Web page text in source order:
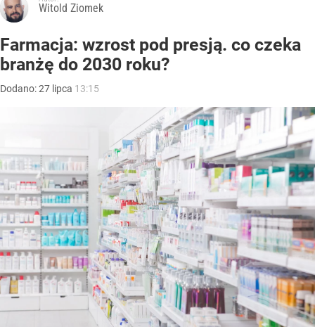
Witold Ziomek
Farmacja: wzrost pod presją. co czeka
branżę do 2030 roku?
Dodano:27 lipca 13:15